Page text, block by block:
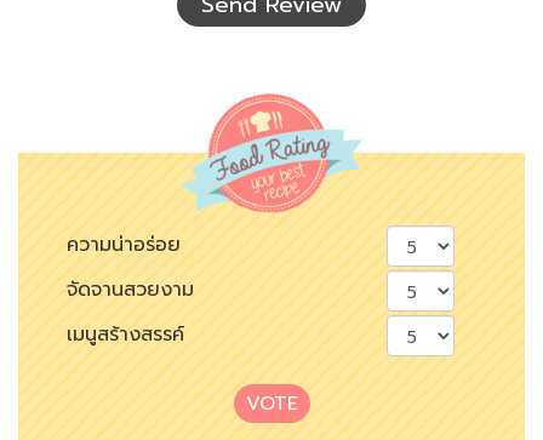
ความน่าอร่อย
จัดจานสวยงาม
เมนูสร้างสรรค์
VOTE